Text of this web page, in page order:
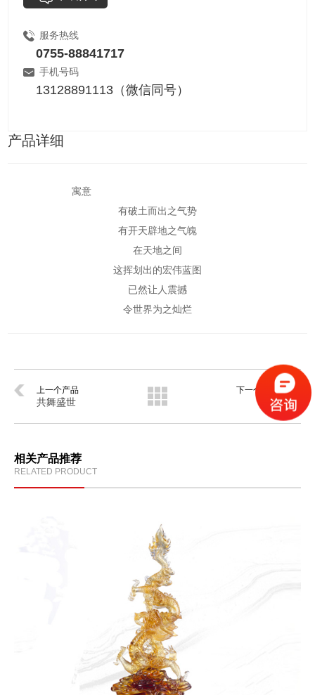
服务热线
0755-88841717
手机号码
13128891113（微信同号）
产品详细
寓意
有破土而出之气势
有开天辟地之气魄
在天地之间
这挥划出的宏伟蓝图
已然让人震撼
令世界为之灿烂
上一个产品
共舞盛世
下一个产品
辟邪 大
相关产品推荐
RELATED PRODUCT